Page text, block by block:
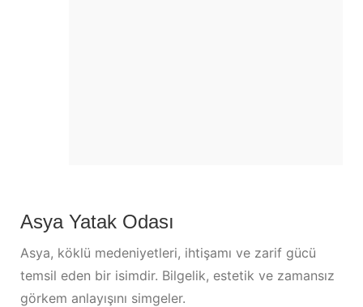
Asya Yatak Odası
Asya, köklü medeniyetleri, ihtişamı ve zarif gücü
temsil eden bir isimdir. Bilgelik, estetik ve zamansız
görkem anlayışını simgeler.